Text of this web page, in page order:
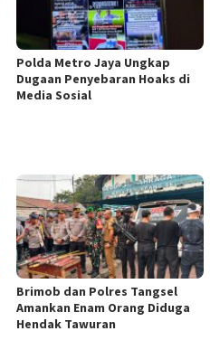
Polda Metro Jaya Ungkap
Dugaan Penyebaran Hoaks di
Media Sosial
Brimob dan Polres Tangsel
Amankan Enam Orang Diduga
Hendak Tawuran